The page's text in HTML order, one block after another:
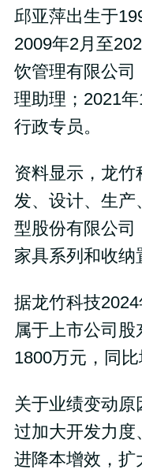
邱亚萍出生于
2009年2月至
饮管理有限公司
理助理；2021
行政专员。
资料显示，龙竹
发、设计、生产
型股份有限公司
家具系列和收纳
据龙竹科技
属于上市公司
1800万元，同比
关于业绩变动原
过加大开发力度
进降本增效，扩